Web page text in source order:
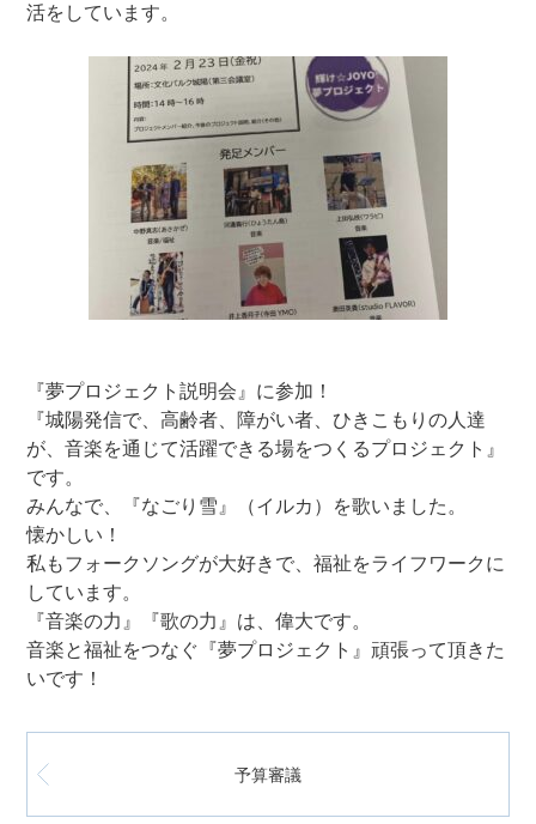
活をしています。
『夢プロジェクト説明会』に参加！
『城陽発信で、高齢者、障がい者、ひきこもりの人達
が、音楽を通じて活躍できる場をつくるプロジェクト』
です。
みんなで、『なごり雪』（イルカ）を歌いました。
懐かしい！
私もフォークソングが大好きで、福祉をライフワークに
しています。
『音楽の力』『歌の力』は、偉大です。
音楽と福祉をつなぐ『夢プロジェクト』頑張って頂きた
いです！
予算審議